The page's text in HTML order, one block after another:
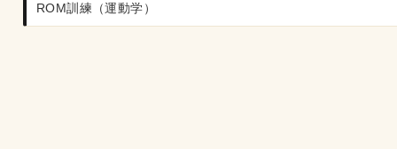
ROM訓練（運動学）